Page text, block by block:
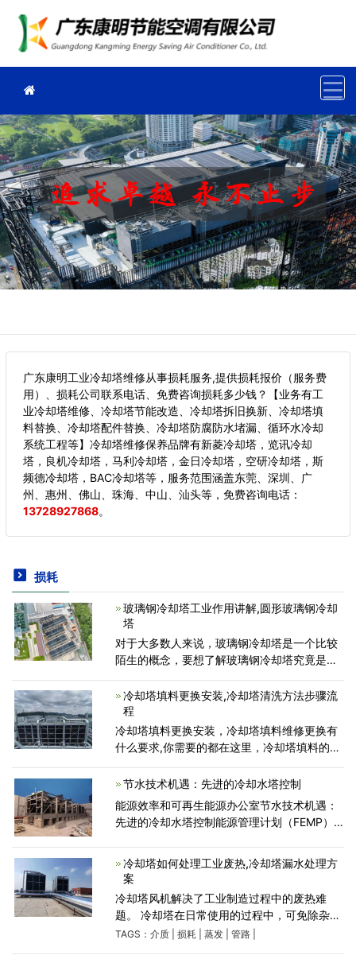
广东康明工业冷却塔维修从事损耗服务,提供损耗报价（服务费
用）、损耗公司联系电话、免费咨询损耗多少钱？【业务有工
业冷却塔维修、冷却塔节能改造、冷却塔拆旧换新、冷却塔填
料替换、冷却塔配件替换、冷却塔防腐防水堵漏、循环水冷却
系统工程等】冷却塔维修保养品牌有新菱冷却塔，览讯冷却
塔，良机冷却塔，马利冷却塔，金日冷却塔，空研冷却塔，斯
频德冷却塔，BAC冷却塔等，服务范围涵盖东莞、深圳、广
州、惠州、佛山、珠海、中山、汕头等， 免费咨询电话：
13728927868。
损耗
玻璃钢冷却塔工业作用讲解,圆形玻璃钢冷却
塔
对于大多数人来说，玻璃钢冷却塔是一个比较
陌生的概念，要想了解玻璃钢冷却塔究竟是什
塔是什么呢？冷却塔是一种将水冷却的装置，
通过水与空气的热交换，只
冷却塔填料更换安装,冷却塔清洗方法步骤流
程
冷却塔填料更换安装，冷却塔填料维修更换有
什么要求,你需要的都在这里，冷却塔填料的更
内清理清洁，依序科学铺设新填料。新旧填料
的更替施工，一般遵循
节水技术机遇：先进的冷却水塔控制
能源效率和可再生能源办公室节水技术机遇：
先进的冷却水塔控制能源管理计划（FEMP）
相关的节水技术，该技术已经商业化并具有巨
大的节水潜力。此概述
冷却塔如何处理工业废热,冷却塔漏水处理方
案
冷却塔风机解决了工业制造过程中的废热难
题。 冷却塔在日常使用的过程中，可免除杂物
进入冷却管路系统和冷却介质的蒸发损耗。使
TAGS： 介质| 损耗| 蒸发| 管路|